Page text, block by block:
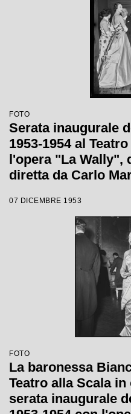
FOTO
Serata inaugurale
1953-1954 al
l'opera "La Wally",
diretta da Carlo
07 DICEMBRE 1953
FOTO
La baronessa
Teatro alla Scala
serata inaugurale